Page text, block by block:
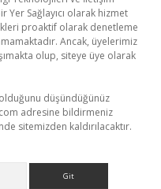
Yer Sağlayıcı olarak hizmet
proaktif olarak denetleme
Ancak, üyelerimiz
olup, siteye üye olarak
düşündüğünüz
adresine bildirmeniz
sitemizden kaldırılacaktır.